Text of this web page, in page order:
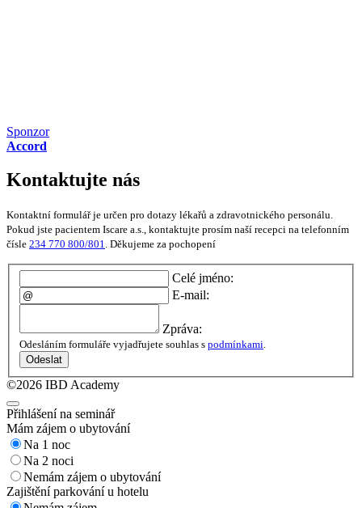
Sponzor
Accord
Kontaktujte nás
Kontaktní formulář je určen pro dotazy lékařů a zdravotnického personálu.
Pokud jste pacientem Iscare a.s., kontaktujte prosím naší recepci na telefonním
čísle 234 770 800/801. Děkujeme za pochopení
Celé jméno:
E-mail:
Zpráva:
Odesláním formuláře vyjadřujete souhlas s podmínkami
Odeslat
©2026 IBD Academy
Přihlášení na seminář
Mám zájem o ubytování
Na 1 noc
Na 2 noci
Nemám zájem o ubytování
Zajištění parkování u hotelu